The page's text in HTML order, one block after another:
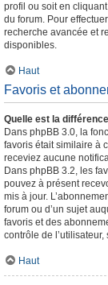
profil ou soit en
du forum. Pour
recherche avancée et
disponibles.
Haut
Favoris et
Quelle est la
Dans phpBB 3.0, la
favoris était similaire à
receviez aucune
Dans phpBB 3.2, les
pouvez à présent
mis à jour.
forum ou d’un sujet
favoris et des
contrôle de
Haut